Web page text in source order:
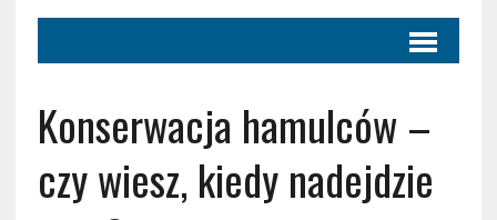
Konserwacja hamulców –
czy wiesz, kiedy nadejdzie